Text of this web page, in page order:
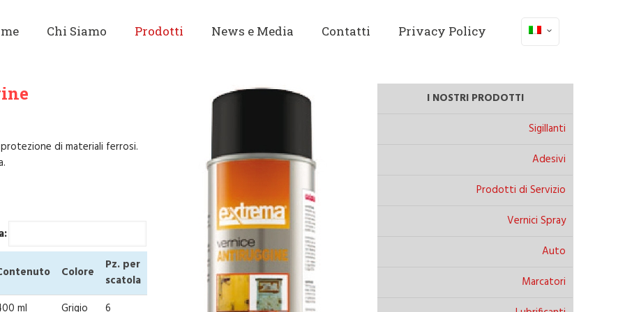
Chi Siamo Prodotti News e Media Contatti Privacy Policy
di materiali ferrosi.
Colore
Pz. per
scatola
ml
Grigio 6
I NOSTRI PRODOTTI
Sigillanti
Adesivi
Prodotti di Servizio
Vernici Spray
Auto
Marcatori